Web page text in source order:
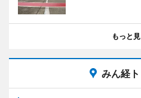
もっと
みん経